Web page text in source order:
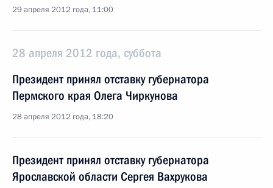
29 апреля 2012 года, 11:00
28 апреля 2012 года, суббота
Президент принял отставку губернатора
Пермского края Олега Чиркунова
28 апреля 2012 года, 18:20
Президент принял отставку губернатора
Ярославской области Сергея Вахрукова